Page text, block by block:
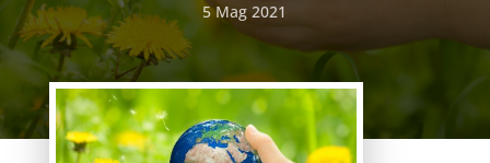
5 Mag 2021